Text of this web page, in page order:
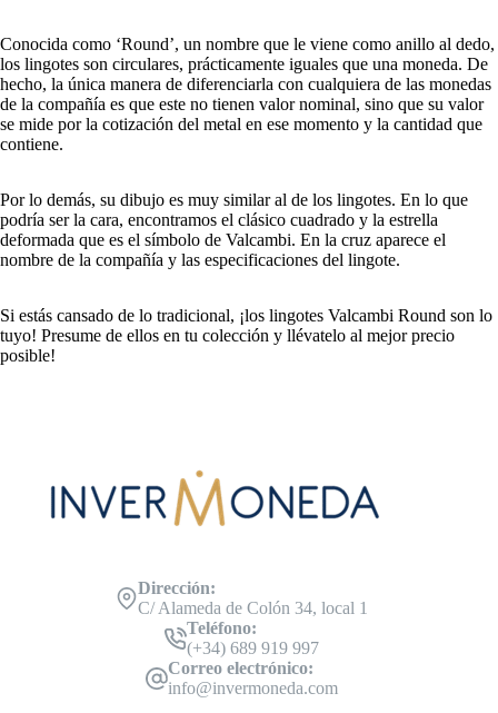
Conocida como ‘Round’, un nombre que le viene como anillo al dedo,
los lingotes son circulares, prácticamente iguales que una moneda. De
hecho, la única manera de diferenciarla con cualquiera de las monedas
de la compañía es que este no tienen valor nominal, sino que su valor
se mide por la cotización del metal en ese momento y la cantidad que
contiene.
Por lo demás, su dibujo es muy similar al de los lingotes. En lo que
podría ser la cara, encontramos el clásico cuadrado y la estrella
deformada que es el símbolo de Valcambi. En la cruz aparece el
nombre de la compañía y las especificaciones del lingote.
Si estás cansado de lo tradicional, ¡los lingotes Valcambi Round son lo
tuyo! Presume de ellos en tu colección y llévatelo al mejor precio
posible!
Dirección:
C/ Alameda de Colón 34, local 1
Teléfono:
(+34) 689 919 997
Correo electrónico:
info@invermoneda.com